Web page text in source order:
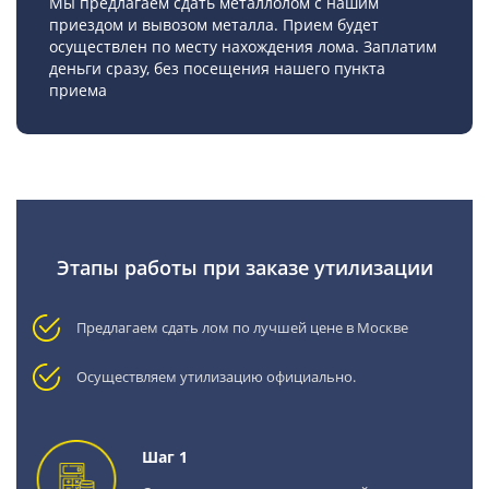
приездом и вывозом металла. Прием будет
осуществлен по месту нахождения лома. Заплатим
деньги сразу, без посещения нашего пункта
приема
Этапы работы при заказе утилизации
Предлагаем сдать лом по лучшей цене в Москве
Осуществляем утилизацию официально.
Шаг 1